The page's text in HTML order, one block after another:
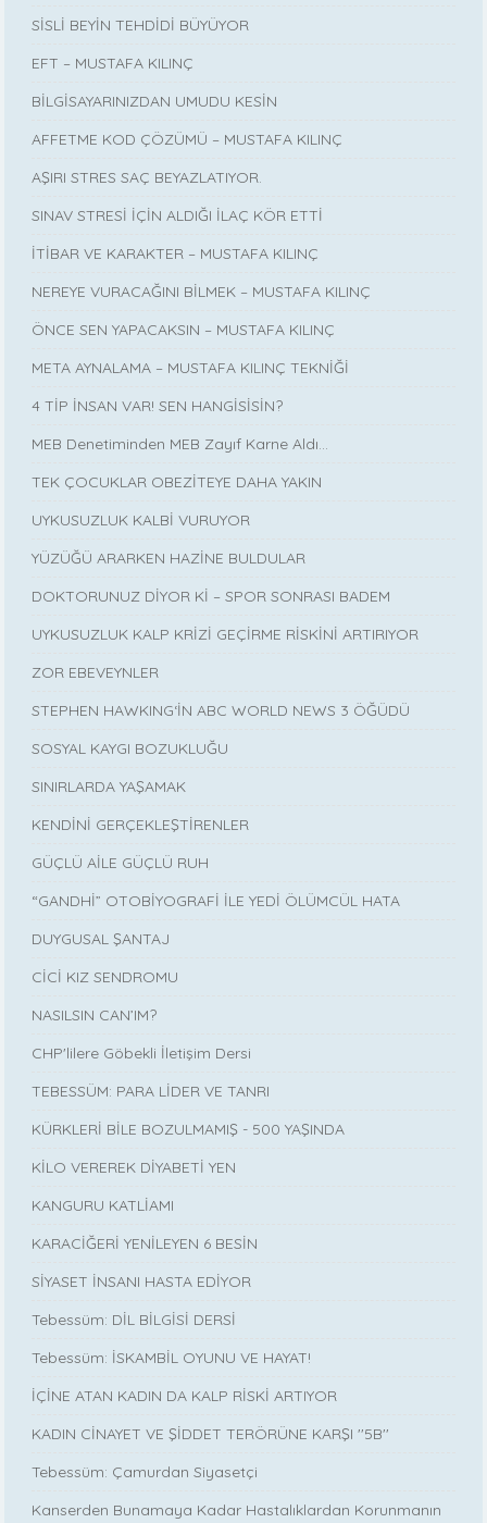
SİSLİ BEYİN TEHDİDİ BÜYÜYOR
EFT – MUSTAFA KILINÇ
BİLGİSAYARINIZDAN UMUDU KESİN
AFFETME KOD ÇÖZÜMÜ – MUSTAFA KILINÇ
AŞIRI STRES SAÇ BEYAZLATIYOR.
SINAV STRESİ İÇİN ALDIĞI İLAÇ KÖR ETTİ
İTİBAR VE KARAKTER – MUSTAFA KILINÇ
NEREYE VURACAĞINI BİLMEK – MUSTAFA KILINÇ
ÖNCE SEN YAPACAKSIN – MUSTAFA KILINÇ
META AYNALAMA – MUSTAFA KILINÇ TEKNİĞİ
4 TİP İNSAN VAR! SEN HANGİSİSİN?
MEB Denetiminden MEB Zayıf Karne Aldı…
TEK ÇOCUKLAR OBEZİTEYE DAHA YAKIN
UYKUSUZLUK KALBİ VURUYOR
YÜZÜĞÜ ARARKEN HAZİNE BULDULAR
DOKTORUNUZ DİYOR Kİ – SPOR SONRASI BADEM
UYKUSUZLUK KALP KRİZİ GEÇİRME RİSKİNİ ARTIRIYOR
ZOR EBEVEYNLER
STEPHEN HAWKING‘İN ABC WORLD NEWS 3 ÖĞÜDÜ
SOSYAL KAYGI BOZUKLUĞU
SINIRLARDA YAŞAMAK
KENDİNİ GERÇEKLEŞTİRENLER
GÜÇLÜ AİLE GÜÇLÜ RUH
“GANDHİ” OTOBİYOGRAFİ İLE YEDİ ÖLÜMCÜL HATA
DUYGUSAL ŞANTAJ
CİCİ KIZ SENDROMU
NASILSIN CAN’IM?
CHP'lilere Göbekli İletişim Dersi
TEBESSÜM: PARA LİDER VE TANRI
KÜRKLERİ BİLE BOZULMAMIŞ - 500 YAŞINDA
KİLO VEREREK DİYABETİ YEN
KANGURU KATLİAMI
KARACİĞERİ YENİLEYEN 6 BESİN
SİYASET İNSANI HASTA EDİYOR
Tebessüm: DİL BİLGİSİ DERSİ
Tebessüm: İSKAMBİL OYUNU VE HAYAT!
İÇİNE ATAN KADIN DA KALP RİSKİ ARTIYOR
KADIN CİNAYET VE ŞİDDET TERÖRÜNE KARŞI ''5B''
Tebessüm: Çamurdan Siyasetçi
Kanserden Bunamaya Kadar Hastalıklardan Korunmanın